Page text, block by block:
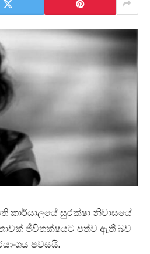
කාර්යාලයේ සුරක්ෂා නිවාසයේ
ජීවිතක්ෂයට පත්ව ඇති බව
පවසයි.